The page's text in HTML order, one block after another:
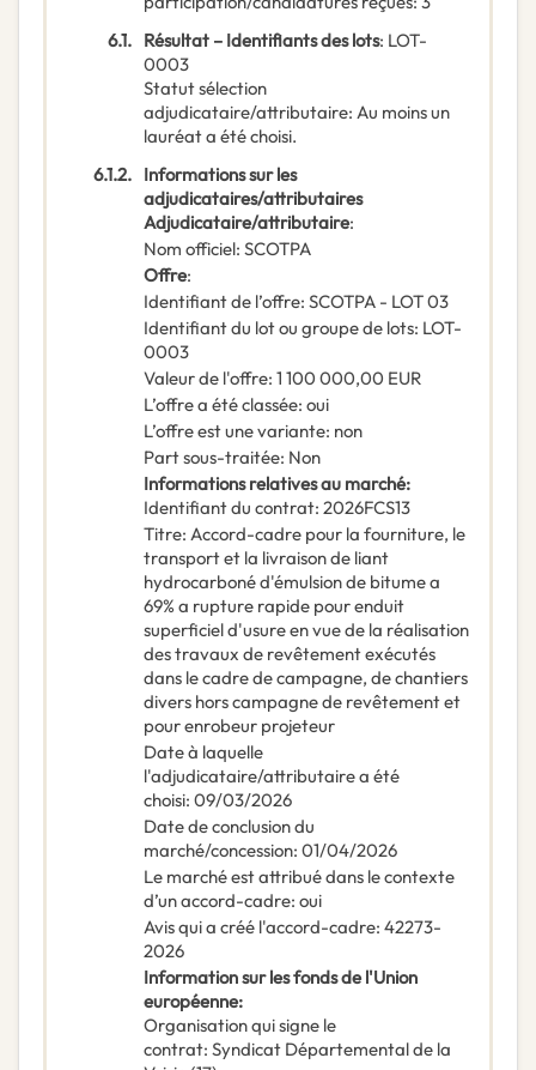
6.1. Résultat – Identifiants des lots: LOT-
0003
Statut sélection
adjudicataire/attributaire: Au moins un
lauréat a été choisi.
6.1.2. Informations sur les
adjudicataires/attributaires
Adjudicataire/attributaire:
Nom officiel: SCOTPA
Offre:
Identifiant de l’offre: SCOTPA - LOT 03
Identifiant du lot ou groupe de lots: LOT-
0003
Valeur de l'offre: 1 100 000,00 EUR
L’offre a été classée: oui
L’offre est une variante: non
Part sous-traitée: Non
Informations relatives au marché:
Identifiant du contrat: 2026FCS13
Titre: Accord-cadre pour la fourniture, le
transport et la livraison de liant
hydrocarboné d'émulsion de bitume a
69% a rupture rapide pour enduit
superficiel d'usure en vue de la réalisation
des travaux de revêtement exécutés
dans le cadre de campagne, de chantiers
divers hors campagne de revêtement et
pour enrobeur projeteur
Date à laquelle
l'adjudicataire/attributaire a été
choisi: 09/03/2026
Date de conclusion du
marché/concession: 01/04/2026
Le marché est attribué dans le contexte
d’un accord-cadre: oui
Avis qui a créé l'accord-cadre: 42273-
2026
Information sur les fonds de l'Union
européenne:
Organisation qui signe le
contrat: Syndicat Départemental de la